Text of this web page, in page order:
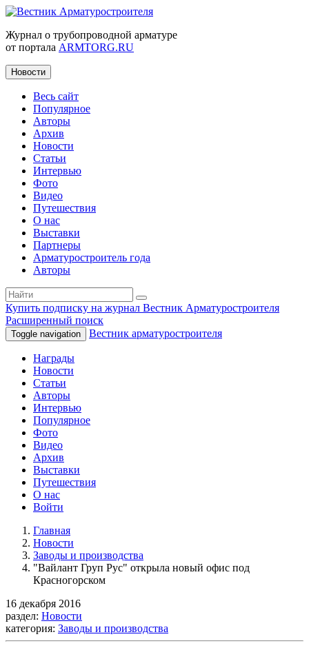
Журнал о трубопроводной арматуре
от портала ARMTORG.RU
Новости
Весь сайт
Популярное
Авторы
Архив
Новости
Статьи
Интервью
Фото
Видео
Путешествия
О нас
Выставки
Партнеры
Арматуростроитель года
Авторы
Купить подписку на журнал Вестник Арматуростроителя
Расширенный поиск
Toggle navigation Вестник арматуростроителя
Награды
Новости
Статьи
Авторы
Интервью
Популярное
Фото
Видео
Архив
Выставки
Путешествия
О нас
Войти
Главная
Новости
Заводы и производства
"Вайлант Груп Рус" открыла новый офис под
Красногорском
16 декабря 2016
раздел: Новости
категория: Заводы и производства